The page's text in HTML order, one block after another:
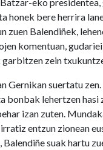
honek bere herrira
zuen Balendiñek,
komentuan,
zein
Gernikan suertatu zen.
bonbak lehertzen hasi
izan zuten.
entzun zionean
suak hartu